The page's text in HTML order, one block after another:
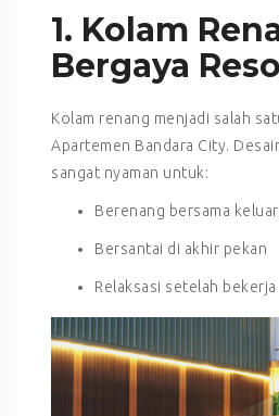
1. Kolam
Bergaya
Kolam renang menjadi salah
Apartemen Bandara City.
sangat nyaman untuk:
Berenang bersama
Bersantai di akhir pekan
Relaksasi setelah bekerja